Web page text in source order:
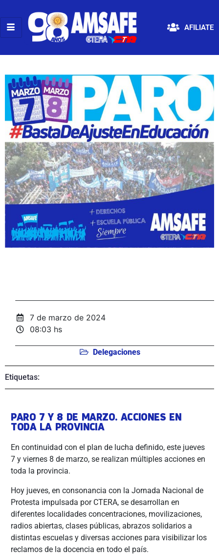
AFILIATE
7 de marzo de 2024
08:03 hs
Delegaciones
Etiquetas:
PARO 7 Y 8 DE MARZO. ACCIONES EN
TODA LA PROVINCIA
En continuidad con el plan de lucha definido, este jueves
7 y viernes 8 de marzo, se realizan múltiples acciones en
toda la provincia.
Hoy jueves, en consonancia con la Jornada Nacional de
Protesta impulsada por CTERA, se desarrollan en
diferentes localidades concentraciones, movilizaciones,
radios abiertas, clases públicas, abrazos solidarios a
distintas escuelas y diversas acciones para visibilizar los
reclamos de la docencia en todo el país.